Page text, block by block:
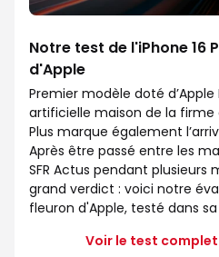
Notre test de l'iPhone 16
d'Apple
Premier modèle doté
artificielle maison de la firme
Plus marque également
Après être passé entre les
SFR Actus pendant plusieurs
grand verdict : voici notre
fleuron d'Apple, testé dans sa
Voir le test complet